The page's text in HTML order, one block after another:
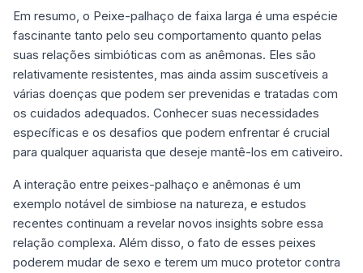
Em resumo, o Peixe-palhaço de faixa larga é uma espécie
fascinante tanto pelo seu comportamento quanto pelas
suas relações simbióticas com as anêmonas. Eles são
relativamente resistentes, mas ainda assim suscetíveis a
várias doenças que podem ser prevenidas e tratadas com
os cuidados adequados. Conhecer suas necessidades
específicas e os desafios que podem enfrentar é crucial
para qualquer aquarista que deseje mantê-los em cativeiro.
A interação entre peixes-palhaço e anêmonas é um
exemplo notável de simbiose na natureza, e estudos
recentes continuam a revelar novos insights sobre essa
relação complexa. Além disso, o fato de esses peixes
poderem mudar de sexo e terem um muco protetor contra